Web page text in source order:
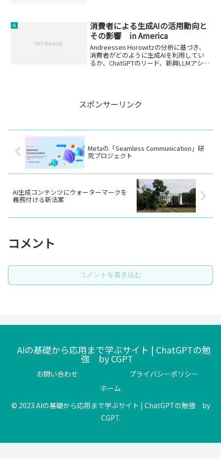
AI
消費者による生成AIの活用動向と
その影響 in America
Andreessen Horowitzの分析に基づき、
消費者がどのように生成AIを利用してい
るか、ChatGPTのリード、新興LLMアシス
スポンサーリンク
Metaの「Seamless Communication」研
究プロジェクト
AI生成コンテンツにウォーターマークを
義務付ける新法案
コメント
コメントを書き込む
AIの基礎から応用まで学ぶサイト | ChatGPTの勉
強 by CGPT
お問い合わせ
プライバシーポリシー
ホーム
© 2023 AIの基礎から応用まで学ぶサイト | ChatGPTの勉強 by
CGPT.